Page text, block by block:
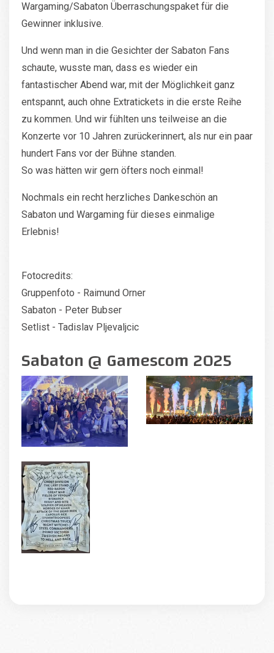
Wargaming/Sabaton Überraschungspaket für die
Gewinner inklusive.
Und wenn man in die Gesichter der Sabaton Fans
schaute, wusste man, dass es wieder ein
fantastischer Abend war, mit der Möglichkeit ganz
entspannt, auch ohne Extratickets in die erste Reihe
zu kommen. Und wir fühlten uns teilweise an die
Konzerte vor 10 Jahren zurückerinnert, als nur ein paar
hundert Fans vor der Bühne standen.
So was hätten wir gern öfters noch einmal!
Nochmals ein recht herzliches Dankeschön an
Sabaton und Wargaming für dieses einmalige
Erlebnis!
Fotocredits:
Gruppenfoto - Raimund Orner
Sabaton - Peter Bubser
Setlist - Tadislav Pljevaljcic
Sabaton @ Gamescom 2025